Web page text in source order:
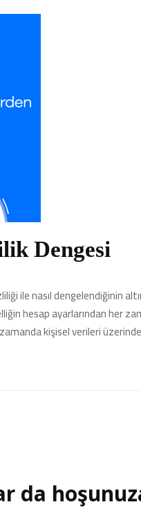
Dengesi
ile nasıl dengelendiğinin
hesap ayarlarından her
zamanda kişisel verileri
da